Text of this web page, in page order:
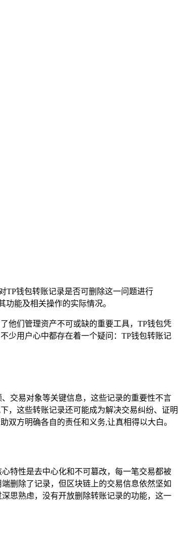
TP钱包转账记录是否可删除这一问题进行
能及相关操作的实际情况。
他们管理资产不可或缺的重要工具，TP钱包凭
少用户心中都存在着一个疑问：TP钱包转账记
交易对象等关键信息，这些记录的重要性不言
，这些转账记录还可能成为解决交易纠纷、证明
双方明确各自的责任和义务,让真相得以大白。
特性是去中心化和不可篡改，每一笔交易都被
删除了记录，但区块链上的交易信息依然坚如
思熟虑，没有开放删除转账记录的功能，这一